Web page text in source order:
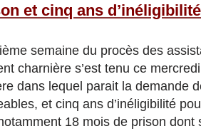
et cinq ans
semaine du procès des
charnière s’est tenu ce
dans lequel parait la demande
et cinq ans d’inéligibilité
18 mois de prison